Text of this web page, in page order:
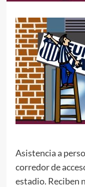
Asistencia a
corredor de
estadio. Reciben